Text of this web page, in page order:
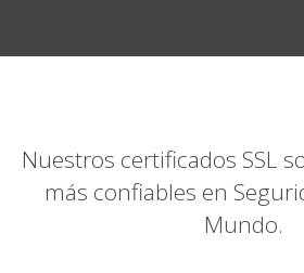
Nuestros certificados SSL
más confiables en
Mundo.